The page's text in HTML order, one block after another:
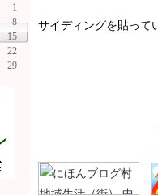
1
8
15
22
29
サイディングを貼って